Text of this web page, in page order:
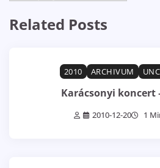
Related Posts
2010 ARCHIVUM
Karácsonyi koncert
2010-12-20 1